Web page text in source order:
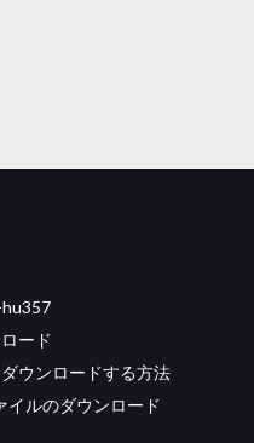
ード
ウンロードする方法
ルのダウンロード